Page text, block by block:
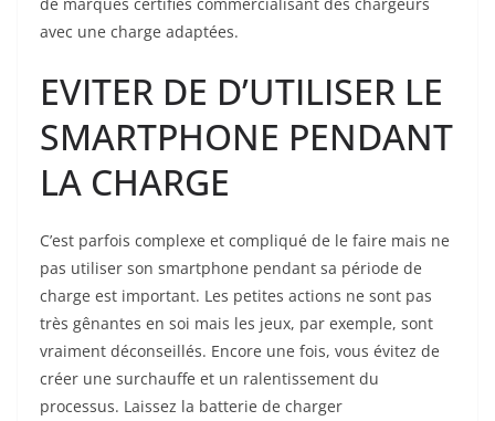
avec une charge adaptées.
EVITER DE D’UTILISER LE
SMARTPHONE PENDANT
LA CHARGE
C’est parfois complexe et compliqué de le faire mais ne
pas utiliser son smartphone pendant sa période de
charge est important. Les petites actions ne sont pas
très gênantes en soi mais les jeux, par exemple, sont
vraiment déconseillés. Encore une fois, vous évitez de
créer une surchauffe et un ralentissement du
processus. Laissez la batterie de charger